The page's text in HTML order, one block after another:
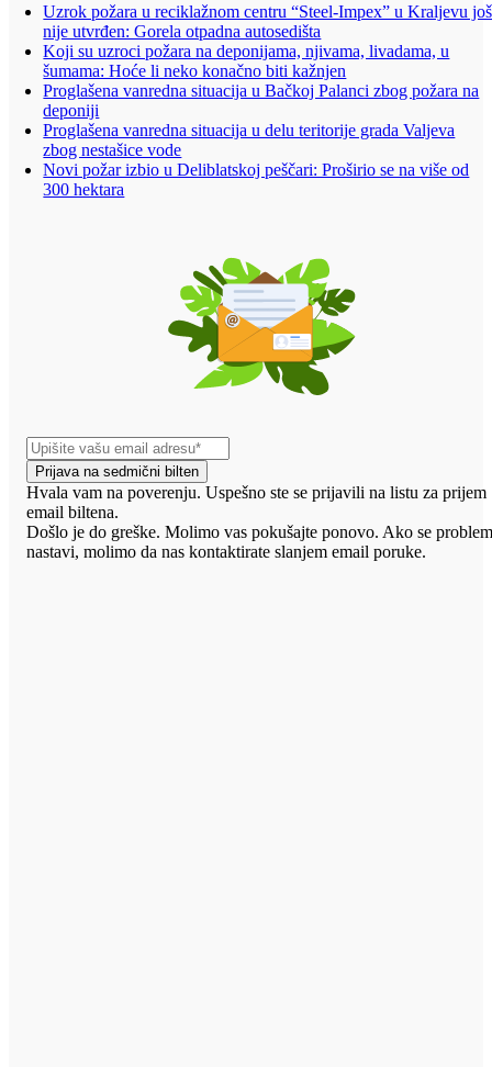
Uzrok požara u reciklažnom centru “Steel-Impex” u Kraljevu još
nije utvrđen: Gorela otpadna autosedišta
Koji su uzroci požara na deponijama, njivama, livadama, u
šumama: Hoće li neko konačno biti kažnjen
Proglašena vanredna situacija u Bačkoj Palanci zbog požara na
deponiji
Proglašena vanredna situacija u delu teritorije grada Valjeva
zbog nestašice vode
Novi požar izbio u Deliblatskoj peščari: Proširio se na više od
300 hektara
Prijava na sedmični bilten
Hvala vam na poverenju. Uspešno ste se prijavili na listu za prijem
email biltena.
Došlo je do greške. Molimo vas pokušajte ponovo. Ako se
nastavi, molimo da nas kontaktirate slanjem email poruke.